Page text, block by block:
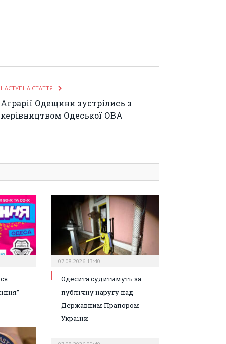
НАСТУПНА СТАТТЯ
Аграрії Одещини зустрілись з
керівництвом Одеської ОВА
07.08.2026 13:40
Одесита судитимуть за
публічну наругу над
Державним Прапором
України